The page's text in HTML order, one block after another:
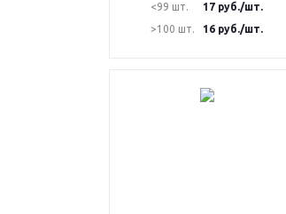
<99 шт. 17 руб./шт.
>100 шт.
16 руб./шт.